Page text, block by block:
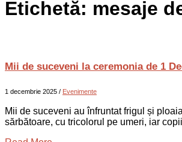
Etichetă: mesaje
Mii de suceveni la ceremonia de 1
1 decembrie 2025 / Evenimente
Mii de suceveni au înfruntat frigul și
sărbătoare, cu tricolorul pe umeri, iar